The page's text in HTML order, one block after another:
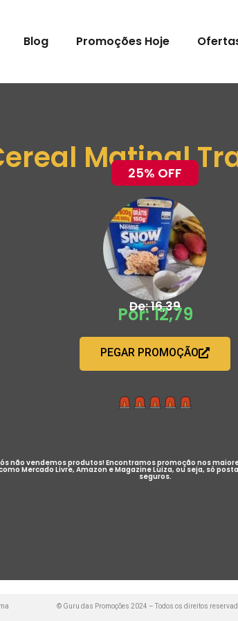
Blog Promoções Hoje
Matinal
25% OFF
De: 16,39
Por: 12,79
PEGAR PROMOÇÃO
não vendemos produtos! Encontramos promoção nos
Mercado Livre, Amazon e Magazine Luiza, ou seja, só
seguros.
© Guru das Promoções 2024 – Todos os direitos